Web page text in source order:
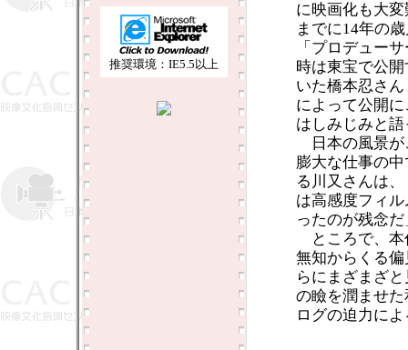
推奨環境：IE5.5以上
に映画化も大
までに14年の
「プロデュー
時は東宝で公
いた橋本忍さ
によって公開
はしみじみと
日本の風景が
膨大な仕事の
る川又さんは
は高感度フィ
ったのが残念
ところで、本
無知からくる
らにまざまざ
の瞼を潤ませ
ログの迫力に